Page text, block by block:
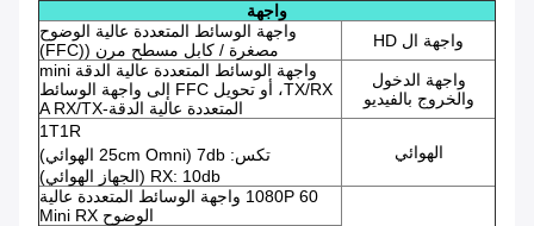
واجهة
واجهة ال HD
واجهة الوسائط المتعددة عالية الوضوح
مصغرة / كابل مسطح مرن ((FFC)
واجهة الدخول
والخروج بالفيديو
واجهة الوسائط المتعددة عالية الدقة mini
TX/RX، أو تحويل FFC إلى واجهة الوسائط
المتعددة عالية الدقة-A RX/TX
الهوائي
1T1R
تكس: 7db (25cm Omni الهوائي)
RX: 10db (الجهاز الهوائي)
1080P 60 واجهة الوسائط المتعددة عالية
الوضوح Mini RX